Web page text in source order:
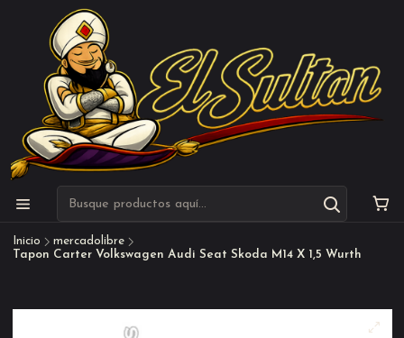
Inicio
mercadolibre
Tapon Carter Volkswagen Audi Seat Skoda M14 X 1,5 Wurth